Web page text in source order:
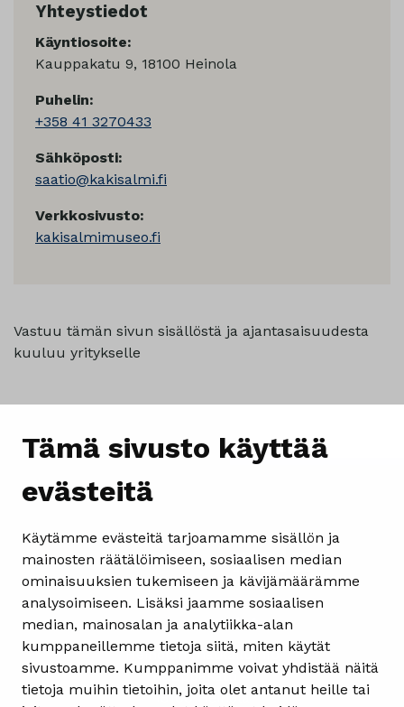
Tämä sivusto käyttää
evästeitä
Käytämme evästeitä tarjoamamme sisällön ja
mainosten räätälöimiseen, sosiaalisen median
ominaisuuksien tukemiseen ja kävijämäärämme
analysoimiseen. Lisäksi jaamme sosiaalisen
median, mainosalan ja analytiikka-alan
kumppaneillemme tietoja siitä, miten käytät
sivustoamme. Kumppanimme voivat yhdistää näitä
tietoja muihin tietoihin, joita olet antanut heille tai
Yhteystiedot
Käyntiosoite:
Kauppakatu 9, 18100 Heinola
Puhelin:
+358 41 3270433
Sähköposti:
saatio@kakisalmi.fi
Verkkosivusto:
kakisalmimuseo.fi
Vastuu tämän sivun sisällöstä ja ajantasaisuudesta
kuuluu yritykselle
Yhteystiedot
Heinolan matkailuinfo
Kauppakatu 4
18100 Heinola